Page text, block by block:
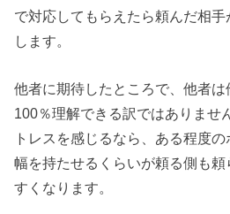
で対応してもらえたら頼んだ相
します。
他者に期待したところで、他者
100％理解できる訳ではありませ
トレスを感じるなら、ある程度の
幅を持たせるくらいが頼る側も
すくなります。